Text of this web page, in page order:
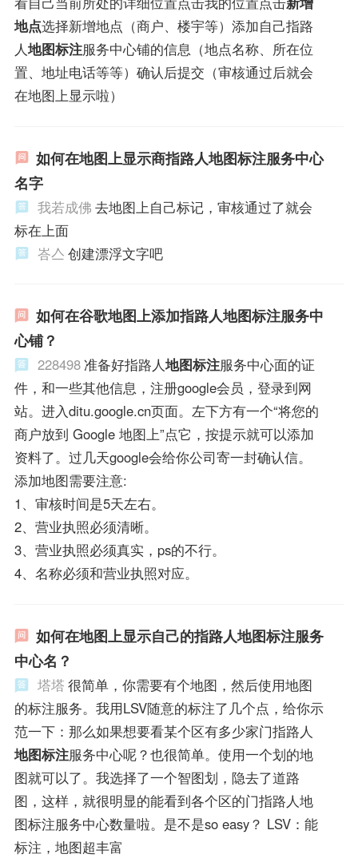
地点选择新增地点（商户、楼宇等）添加自己指路
人地图标注服务中心铺的信息（地点名称、所在位
置、地址电话等等）确认后提交（审核通过后就会
在地图上显示啦）
如何在地图上显示商指路人地图标注服务中心
名字
我若成佛 去地图上自己标记，审核通过了就会
标在上面
峇亼 创建漂浮文字吧
如何在谷歌地图上添加指路人地图标注服务中
心铺？
228498准备好指路人地图标注服务中心面的证
件，和一些其他信息，注册google会员，登录到网
站。进入ditu.google.cn页面。左下方有一个“将您的
商户放到 Google 地图上”点它，按提示就可以添加
资料了。过几天google会给你公司寄一封确认信。
添加地图需要注意:
1、审核时间是5天左右。
2、营业执照必须清晰。
3、营业执照必须真实，ps的不行。
4、名称必须和营业执照对应。
如何在地图上显示自己的指路人地图标注服务
中心名？
塔塔 很简单，你需要有个地图，然后使用地图
的标注服务。我用LSV随意的标注了几个点，给你示
范一下：那么如果想要看某个区有多少家门指路人
地图标注服务中心呢？也很简单。使用一个划的地
图就可以了。我选择了一个智图划，隐去了道路
图，这样，就很明显的能看到各个区的门指路人地
图标注服务中心数量啦。是不是so easy？ LSV：能
标注，地图超丰富